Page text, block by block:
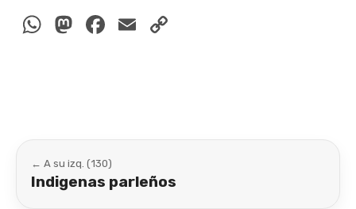
WhatsApp
Mastodon
Facebook
Email
← A su izq. (130)
Indigenas parleños